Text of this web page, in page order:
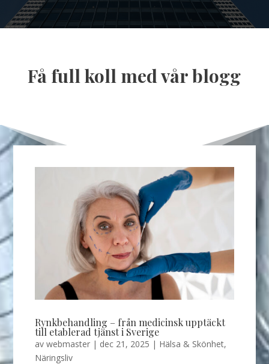
Få full koll med vår blogg
Rynkbehandling – från medicinsk upptäckt
till etablerad tjänst i Sverige
avwebmaster | dec 21, 2025 | Hälsa & Skönhet,
Näringsliv